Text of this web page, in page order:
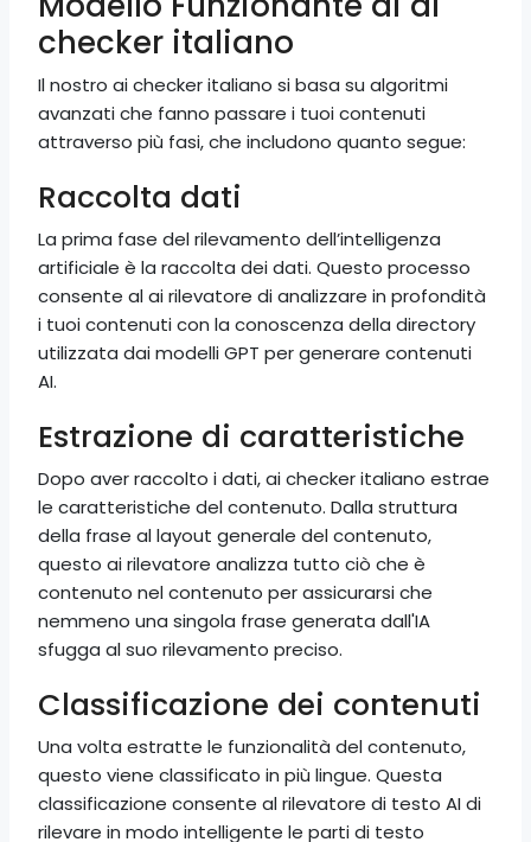
checker italiano
Il nostro ai checker italiano si basa su algoritmi
avanzati che fanno passare i tuoi contenuti
attraverso più fasi, che includono quanto segue:
Raccolta dati
La prima fase del rilevamento dell’intelligenza
artificiale è la raccolta dei dati. Questo processo
consente al ai rilevatore di analizzare in profondità
i tuoi contenuti con la conoscenza della directory
utilizzata dai modelli GPT per generare contenuti
AI.
Estrazione di caratteristiche
Dopo aver raccolto i dati, ai checker italiano estrae
le caratteristiche del contenuto. Dalla struttura
della frase al layout generale del contenuto,
questo ai rilevatore analizza tutto ciò che è
contenuto nel contenuto per assicurarsi che
nemmeno una singola frase generata dall'IA
sfugga al suo rilevamento preciso.
Classificazione dei contenuti
Una volta estratte le funzionalità del contenuto,
questo viene classificato in più lingue. Questa
classificazione consente al rilevatore di testo AI di
rilevare in modo intelligente le parti di testo